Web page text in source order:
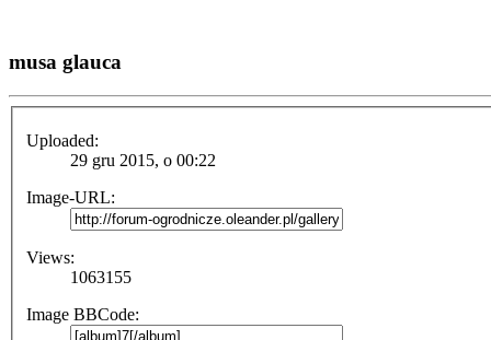
musa glauca
Uploaded:
29 gru 2015, o 00:22
Image-URL:
Views:
1063155
Image BBCode: